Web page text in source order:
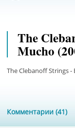
The
Mucho
The Clebanoff Strings -
Комментарии (41)